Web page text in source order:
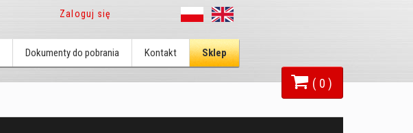
Zaloguj się
Dokumenty do pobrania Kontakt Sklep
( 0 )